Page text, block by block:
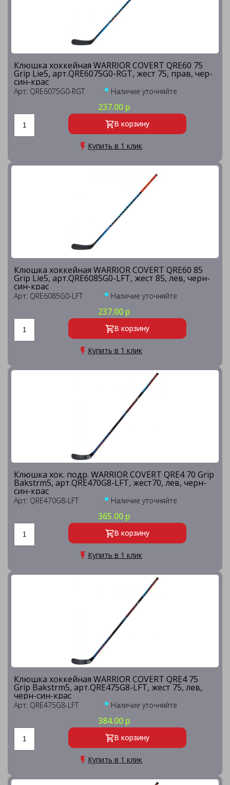
Клюшка хоккейная WARRIOR COVERT QRE60 75
Grip Lie5, арт.QRE6075G0-RGT, жест 75, прав, чер-
син-крас
Арт: QRE6075G0-RGT Наличие уточняйте
237.00 р
В корзину
Купить в 1 клик
Клюшка хоккейная WARRIOR COVERT QRE60 85
Grip Lie5, арт.QRE6085G0-LFT, жест 85, лев, черн-
син-крас
Арт: QRE6085G0-LFT Наличие уточняйте
237.00 р
В корзину
Купить в 1 клик
Клюшка хок. подр. WARRIOR COVERT QRE4 70 Grip
Bakstrm5, арт.QRE470G8-LFT, жест70, лев, черн-
син-крас
Арт: QRE470G8-LFT Наличие уточняйте
365.00 р
В корзину
Купить в 1 клик
Клюшка хоккейная WARRIOR COVERT QRE4 75
Grip Bakstrm5, арт.QRE475G8-LFT, жест 75, лев,
черн-син-крас
Арт: QRE475G8-LFT Наличие уточняйте
384.00 р
В корзину
Купить в 1 клик